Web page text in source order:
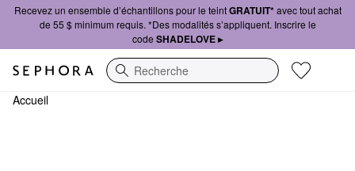
Recevez un ensemble d’échantillons pour le teintGRATUIT*avec tout achat
de 55 $ minimum requis. *Des modalités s’appliquent. Inscrire le
code SHADELOVE ▸
Recherche
Accueil